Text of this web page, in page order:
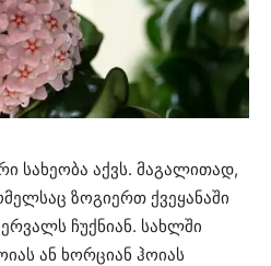
სახეობა აქვს. მაგალითად,
ზოგიერთ ქვეყანაში
ჩუქნიან. სახლში
ან ხორციან ჰოიას